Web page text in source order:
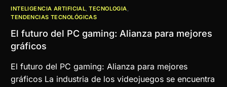
INTELIGENCIA ARTIFICIAL,TECNOLOGIA,
TENDENCIAS TECNOLÓGICAS
El futuro del PC gaming: Alianza para mejores
gráficos
El futuro del PC gaming: Alianza para mejores
gráficos La industria de los videojuegos se encuentra